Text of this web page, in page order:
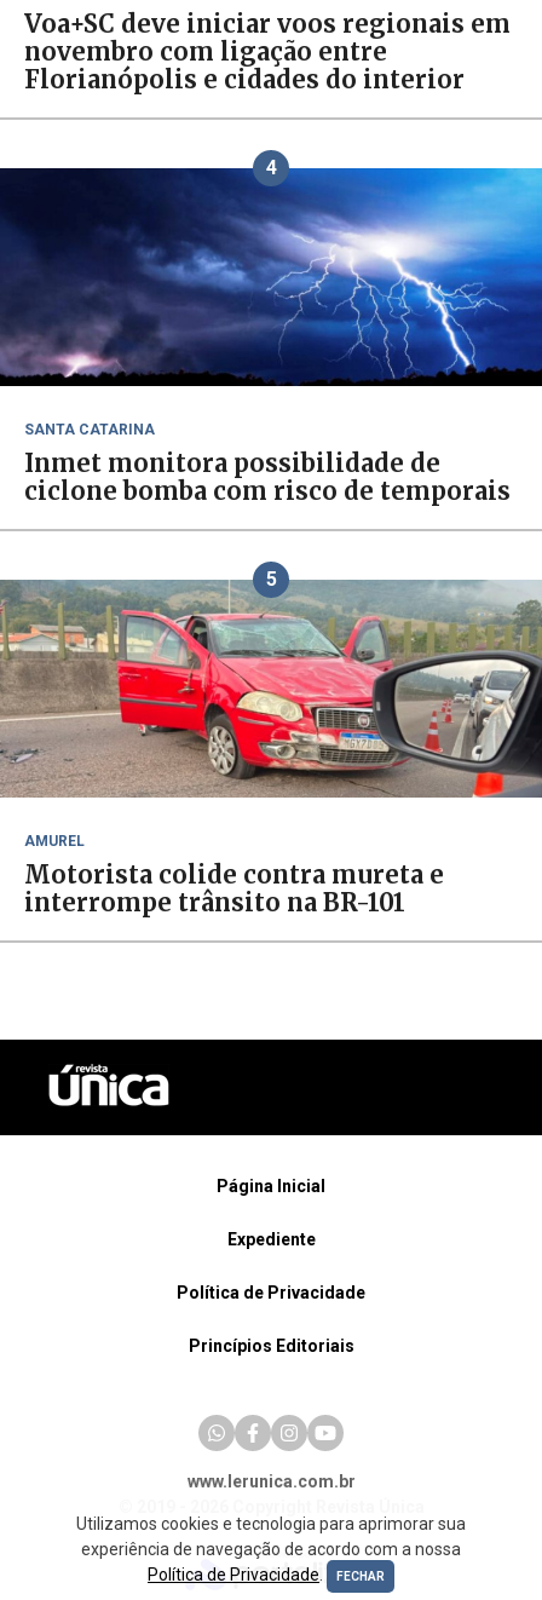
Voa+SC deve iniciar voos regionais em
novembro com ligação entre
Florianópolis e cidades do interior
4
SANTA CATARINA
Inmet monitora possibilidade de
ciclone bomba com risco de temporais
5
AMUREL
Motorista colide contra mureta e
interrompe trânsito na BR-101
Página Inicial
Expediente
Política de Privacidade
Princípios Editoriais
www.lerunica.com.br
Utilizamos cookies e tecnologia para aprimorar sua
experiência de navegação de acordo com a nossa
Política de Privacidade
FECHAR